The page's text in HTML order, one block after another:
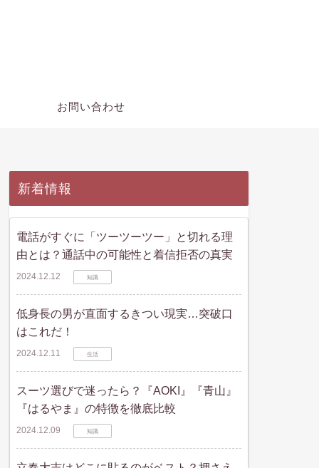
お問い合わせ
新着情報
電話がすぐに「ツーツーツー」と切れる理
由とは？通話中の可能性と着信拒否の真実
2024.12.12 知識
低身長の男が直面するきつい現実…突破口
はこれだ！
2024.12.11 生活
スーツ選びで迷ったら？『AOKI』『青山』
『はるやま』の特徴を徹底比較
2024.12.09 知識